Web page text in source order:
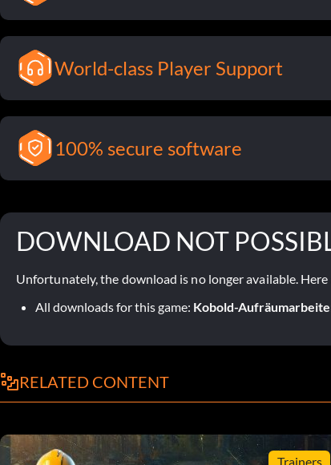
World-class Player Support
100% secure software
DOWNLOAD NOT
Unfortunately, the download is no longer available.
All downloads for this game: Kobold-
RELATED CONTENT
Trainers